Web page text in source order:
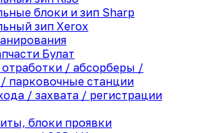
блоки и зип Sharp
зип Xerox
Булат
/ абсорберы /
парковочные станции
/ захвата / регистрации
блоки проявки